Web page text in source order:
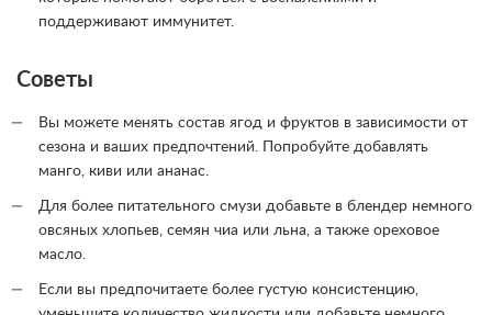
поддерживают иммунитет.
Советы
Вы можете менять состав ягод и фруктов в зависимости от
сезона и ваших предпочтений. Попробуйте добавлять
манго, киви или ананас.
Для более питательного смузи добавьте в блендер немного
овсяных хлопьев, семян чиа или льна, а также ореховое
масло.
Если вы предпочитаете более густую консистенцию,